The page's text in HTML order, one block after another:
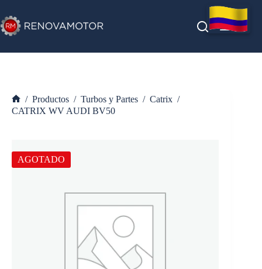
al
contenido
Inicio
/ Productos / Turbos y Partes / Catrix /
CATRIX WV AUDI BV50
AGOTADO